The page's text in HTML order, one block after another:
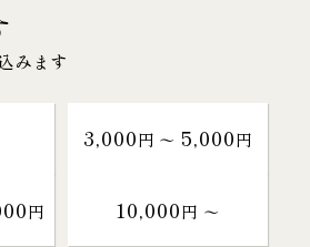
みます
3,000円 〜 5,000円
円 10,000円 〜